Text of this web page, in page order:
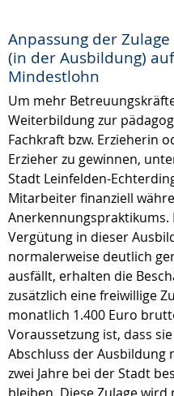
Anpassung der
(in der Ausbildung)
Mindestlohn
Um mehr
Weiterbildung zur
Fachkraft bzw. Erzieherin
Erzieher zu gewinnen,
Stadt Leinfelden-
Mitarbeiter finanziell
Anerkennungspraktikums.
Vergütung in dieser
normalerweise deutlich
ausfällt, erhalten die
zusätzlich eine freiwillige
monatlich 1.400 Euro
Voraussetzung ist, dass
Abschluss der Ausbildung
zwei Jahre bei der Stadt